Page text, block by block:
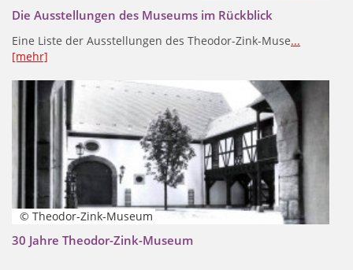
Die Ausstellungen des Museums im Rückblick
Eine Liste der Ausstellungen des Theodor-Zink-Muse...
[mehr]
© Theodor-Zink-Museum
30 Jahre Theodor-Zink-Museum